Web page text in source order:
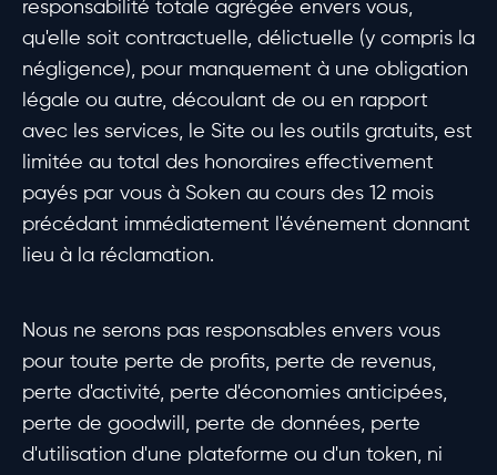
responsabilité totale agrégée envers vous,
qu'elle soit contractuelle, délictuelle (y compris la
négligence), pour manquement à une obligation
légale ou autre, découlant de ou en rapport
avec les services, le Site ou les outils gratuits, est
limitée au total des honoraires effectivement
payés par vous à Soken au cours des 12 mois
précédant immédiatement l'événement donnant
lieu à la réclamation.
Nous ne serons pas responsables envers vous
pour toute perte de profits, perte de revenus,
perte d'activité, perte d'économies anticipées,
perte de goodwill, perte de données, perte
d'utilisation d'une plateforme ou d'un token, ni